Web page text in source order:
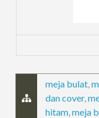
meja bulat ,
dan cover,
hitam ,meja